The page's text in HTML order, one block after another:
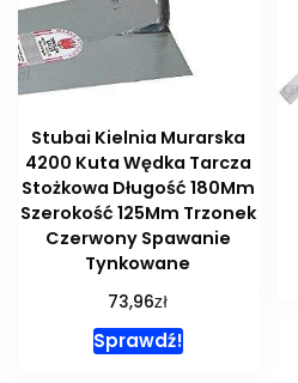
Stubai Kielnia Murarska
4200 Kuta Wędka Tarcza
Stożkowa Długość 180Mm
Szerokość 125Mm Trzonek
Czerwony Spawanie
Tynkowane
73,96zł
Sprawdź!